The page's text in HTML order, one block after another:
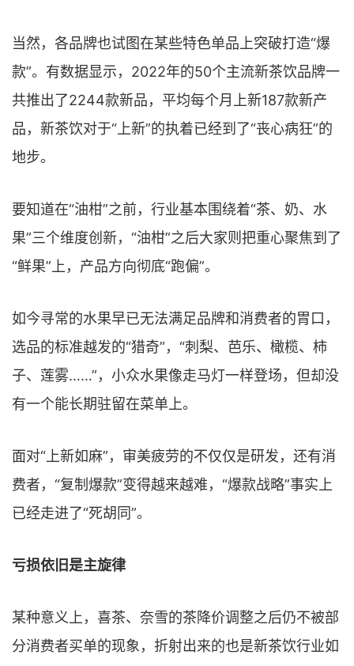
当然，各品牌也试图在某些特色单品上突破打造“爆
款”。有数据显示，2022年的50个主流新茶饮品牌一
共推出了2244款新品，平均每个月上新187款新产
品，新茶饮对于“上新”的执着已经到了“丧心病狂”的
地步。
要知道在“油柑”之前，行业基本围绕着“茶、奶、水
果”三个维度创新，“油柑”之后大家则把重心聚焦到了
“鲜果”上，产品方向彻底“跑偏”。
如今寻常的水果早已无法满足品牌和消费者的胃口，
选品的标准越发的“猎奇”，“刺梨、芭乐、橄榄、柿
子、莲雾……”，小众水果像走马灯一样登场，但却没
有一个能长期驻留在菜单上。
面对“上新如麻”，审美疲劳的不仅仅是研发，还有消
费者，“复制爆款”变得越来越难，“爆款战略”事实上
已经走进了“死胡同”。
亏损依旧是主旋律
某种意义上，喜茶、奈雪的茶降价调整之后仍不被部
分消费者买单的现象，折射出来的也是新茶饮行业如